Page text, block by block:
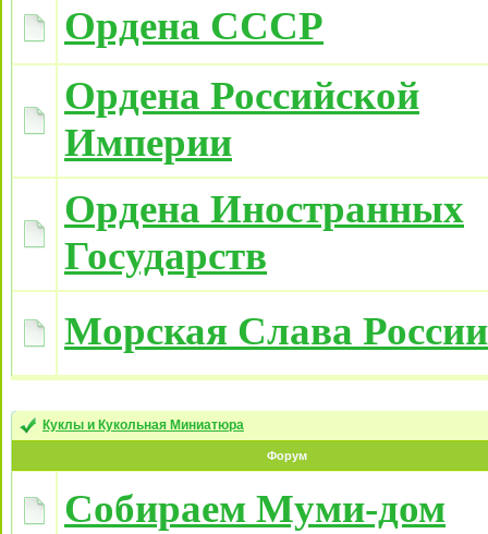
Ордена СССР
Ордена Российской
Империи
Ордена Иностранных
Государств
Морская Слава России
Куклы и Кукольная Миниатюра
Форум
Собираем Муми-дом